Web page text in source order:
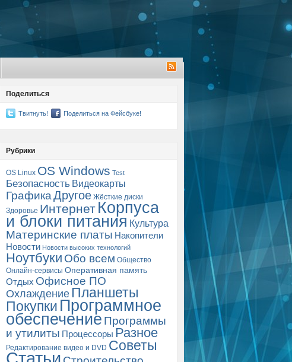
Поделиться
Твитнуть! Поделиться на Фейсбуке!
Рубрики
OS Linux OS Windows Test
Безопасность Видеокарты
ГрафикаДругое Жёсткие диски
Здоровье Интернет Корпуса
и блоки питания Культура
Материнские платы Накопители
Новости Новости высоких технологий
Ноутбуки Обо всем Общество
Онлайн-сервисы Оперативная память
Отдых Офисное ПО
Охлаждение Планшеты
Покупки Программное
обеспечение Программы
и утилиты Процессоры Разное
Редактирование видео и DVD Советы